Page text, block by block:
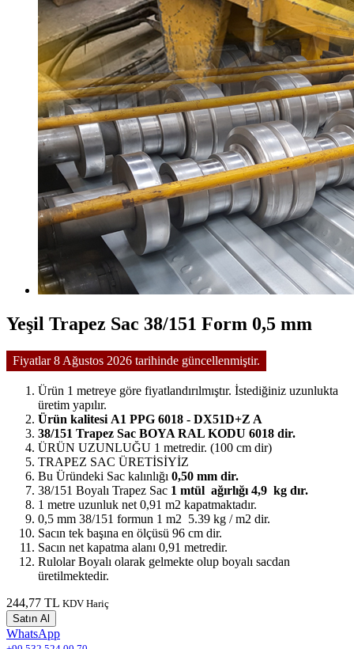
Yeşil Trapez Sac 38/151 Form 0,5 mm
Fiyatlar 8 Ağustos 2026 tarihinde güncellenmiştir.
Ürün 1 metreye göre fiyatlandırılmıştır. İstediğiniz uzunlukta
üretim yapılır.
Ürün kalitesi A1 PPG 6018 - DX51D+Z A
38/151 Trapez Sac BOYA RAL KODU 6018 dir.
ÜRÜN UZUNLUĞU 1 metredir. (100 cm dir)
TRAPEZ SAC ÜRETİSİYİZ
Bu Üründeki Sac kalınlığı 0,50 mm dir.
38/151 Boyalı Trapez Sac 1 mtül ağırlığı 4,9 kg dır.
1 metre uzunluk net 0,91 m2 kapatmaktadır.
0,5 mm 38/151 formun 1 m2 5.39 kg / m2 dir.
Sacın tek başına en ölçüsü 96 cm dir.
Sacın net kapatma alanı 0,91 metredir.
Rulolar Boyalı olarak gelmekte olup boyalı sacdan
üretilmektedir.
244,77 TL KDV Hariç
Satın Al
WhatsApp